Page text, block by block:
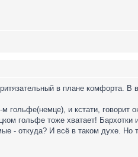
в плане комфорта. В
гольфе(немце), и кстати, говорит
гольфе тоже хватает!
- откуда? И всё в таком духе. Но